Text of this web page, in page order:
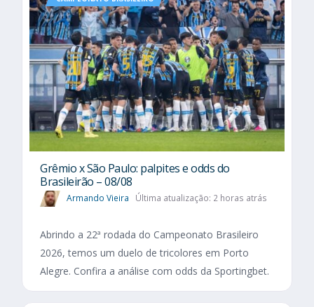
Grêmio x São Paulo: palpites e odds do
Brasileirão – 08/08
Armando Vieira Última atualização: 2 horas atrás
Abrindo a 22ª rodada do Campeonato Brasileiro
2026, temos um duelo de tricolores em Porto
Alegre. Confira a análise com odds da Sportingbet.